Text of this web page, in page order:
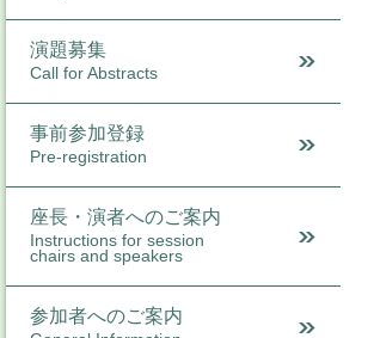
演題募集
Call for Abstracts
事前参加登録
Pre-registration
座長・演者へのご案内
Instructions for session
chairs and speakers
参加者へのご案内